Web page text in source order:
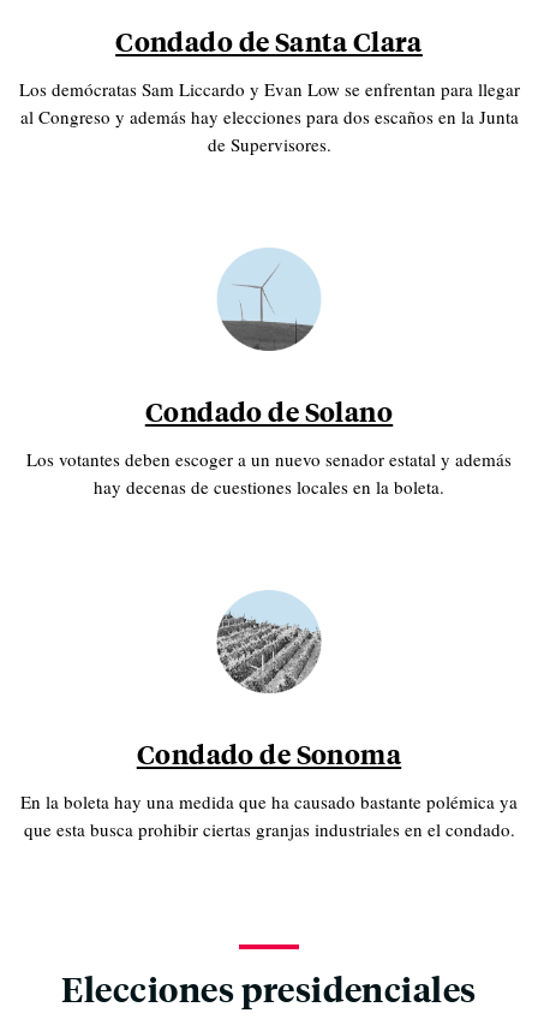
Condado de Santa Clara
Los demócratas Sam Liccardo y Evan Low se enfrentan para llegar
al Congreso y además hay elecciones para dos escaños en la Junta
de Supervisores.
Condado de Solano
Los votantes deben escoger a un nuevo senador estatal y además
hay decenas de cuestiones locales en la boleta.
Condado de Sonoma
En la boleta hay una medida que ha causado bastante polémica ya
que esta busca prohibir ciertas granjas industriales en el condado.
Elecciones presidenciales